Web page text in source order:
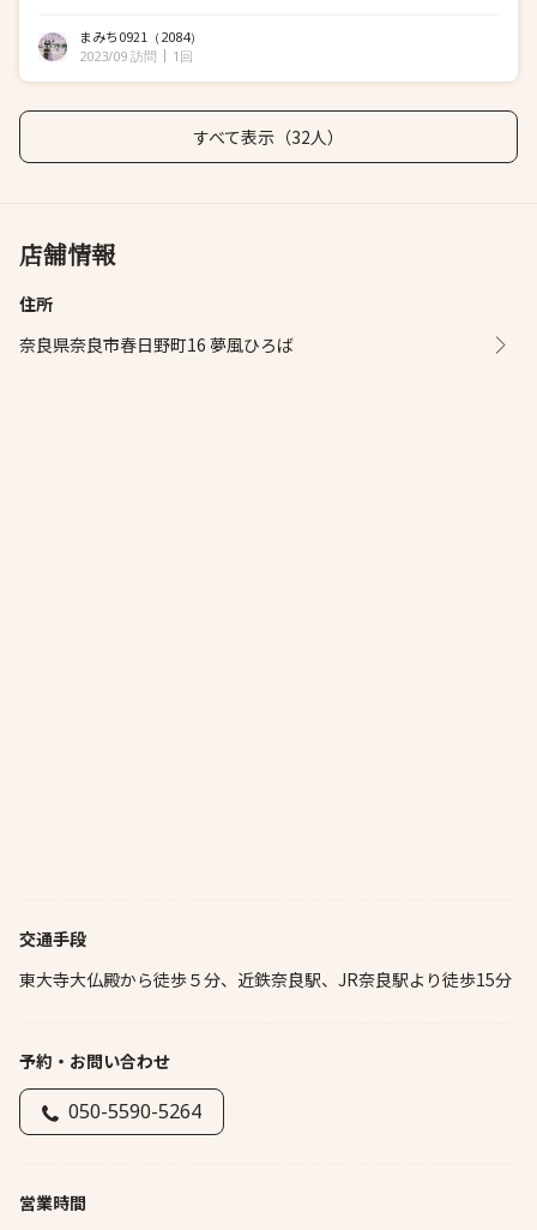
まみち0921 （2084）
2023/09 訪問
1回
すべて表示（32人）
店舗情報
住所
奈良県奈良市春日野町16 夢風ひろば
交通手段
東大寺大仏殿から徒歩５分、近鉄奈良駅、JR奈良駅より徒歩15分
予約・お問い合わせ
050-5590-5264
営業時間